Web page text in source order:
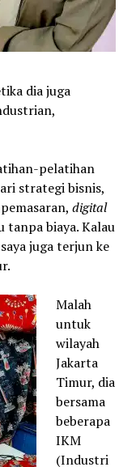
dia juga
pelatihan
strategi bisnis,
digital
tanpa biaya. Kalau
juga terjun ke
Malah
untuk
wilayah
Jakarta
Timur, dia
bersama
beberapa
IKM
(Industri